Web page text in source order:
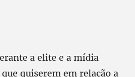
a elite e a mídia
quiserem em relação a